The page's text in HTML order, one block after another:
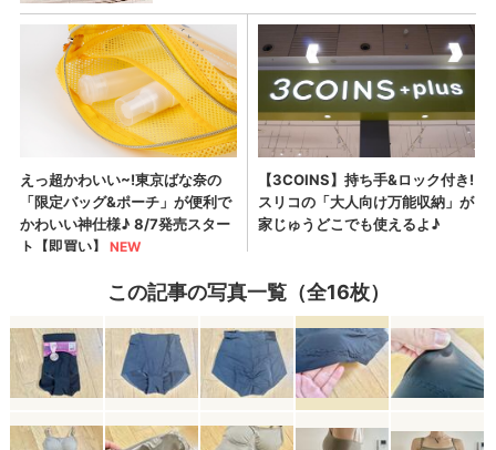
この記事の写真一覧（全16枚）